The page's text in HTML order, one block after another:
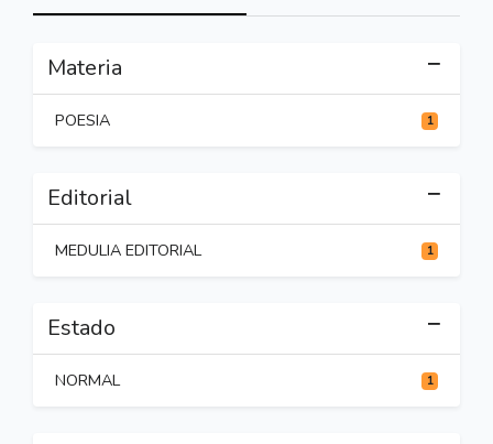
Materia
POESIA 1
Editorial
MEDULIA EDITORIAL 1
Estado
NORMAL 1